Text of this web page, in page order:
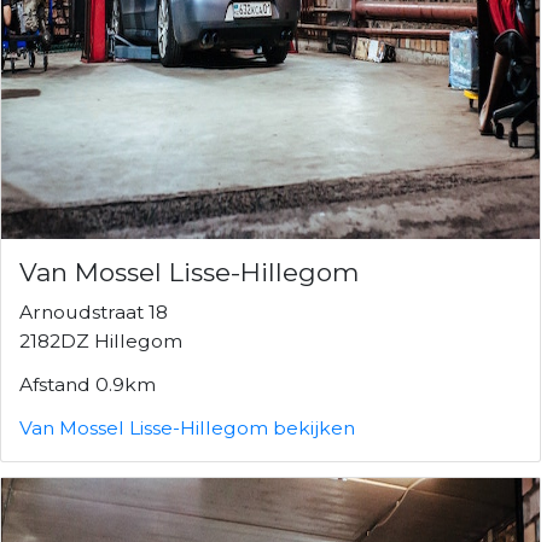
Van Mossel Lisse-Hillegom
Arnoudstraat 18
2182DZ Hillegom
Afstand 0.9km
Van Mossel Lisse-Hillegom bekijken